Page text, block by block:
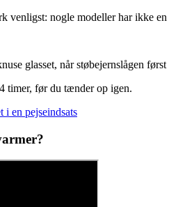
nogle modeller har ikke
glasset, når støbejernslågen først
timer, før du tænder op igen.
i en pejseindsats